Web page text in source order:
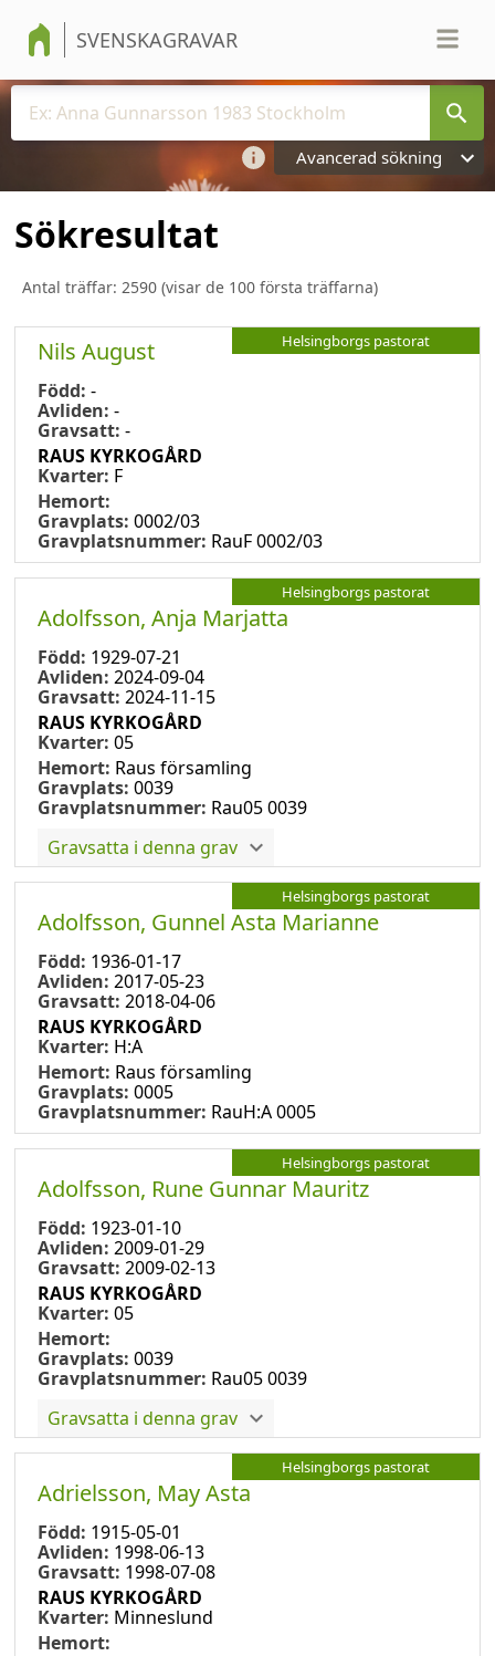
SVENSKAGRAVAR
Avancerad sökning
Sökresultat
Antal träffar: 2590 (visar de 100 första träffarna)
Helsingborgs pastorat
Nils August
Född: -
Avliden: -
Gravsatt: -
RAUS KYRKOGÅRD
Kvarter: F
Hemort:
Gravplats: 0002/03
Gravplatsnummer: RauF 0002/03
Helsingborgs pastorat
Adolfsson, Anja Marjatta
Född: 1929-07-21
Avliden: 2024-09-04
Gravsatt: 2024-11-15
RAUS KYRKOGÅRD
Kvarter: 05
Hemort: Raus församling
Gravplats: 0039
Gravplatsnummer: Rau05 0039
Gravsatta i denna grav
Helsingborgs pastorat
Adolfsson, Gunnel Asta Marianne
Född: 1936-01-17
Avliden: 2017-05-23
Gravsatt: 2018-04-06
RAUS KYRKOGÅRD
Kvarter: H:A
Hemort: Raus församling
Gravplats: 0005
Gravplatsnummer: RauH:A 0005
Helsingborgs pastorat
Adolfsson, Rune Gunnar Mauritz
Född: 1923-01-10
Avliden: 2009-01-29
Gravsatt: 2009-02-13
RAUS KYRKOGÅRD
Kvarter: 05
Hemort:
Gravplats: 0039
Gravplatsnummer: Rau05 0039
Gravsatta i denna grav
Helsingborgs pastorat
Adrielsson, May Asta
Född: 1915-05-01
Avliden: 1998-06-13
Gravsatt: 1998-07-08
RAUS KYRKOGÅRD
Kvarter: Minneslund
Hemort: